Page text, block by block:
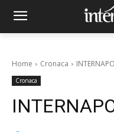
Home Cronaca
Cronaca